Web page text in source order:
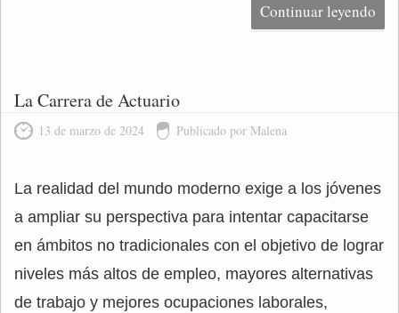
Continuar leyendo
La Carrera de Actuario
13 de marzo de 2024 Publicado por Malena
La realidad del mundo moderno exige a los jóvenes
a ampliar su perspectiva para intentar capacitarse
en ámbitos no tradicionales con el objetivo de lograr
niveles más altos de empleo, mayores alternativas
de trabajo y mejores ocupaciones laborales,